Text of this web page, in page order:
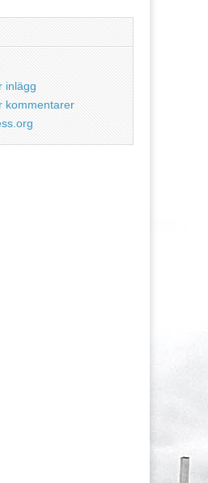
inlägg
kommentarer